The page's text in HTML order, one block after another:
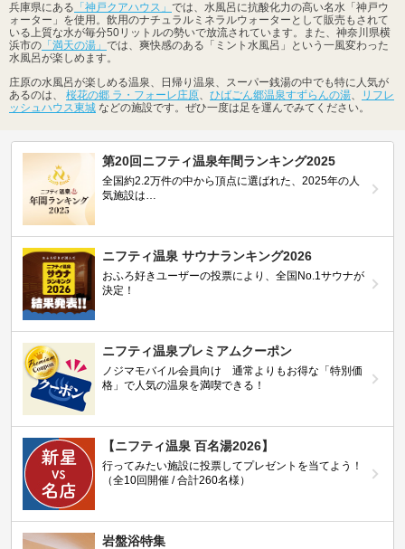
兵庫県にある 「神戸クアハウス」 では、水風呂に抗酸化力の高い名水「神戸ウ
ォーター」を使用。飲用のナチュラルミネラルウォーターとして販売もされて
いる上質な水が毎分50リットルの勢いで放流されています。また、神奈川県横
浜市の 「満天の湯」 では、爽快感のある「ミント水風呂」という一風変わった
水風呂が楽しめます。
庄原の水風呂が楽しめる温泉、日帰り温泉、スーパー銭湯の中でも特に人気が
あるのは、 桜花の郷 ラ・フォーレ庄原、 ひばごん郷温泉すずらんの湯、
リフレ
ッシュハウス東城 などの施設です。ぜひ一度は足を運んでみてください。
第20回ニフティ温泉年間ランキング2025
全国約2.2万件の中から頂点に選ばれた、2025年の人
気施設は…
ニフティ温泉 サウナランキング2026
おふろ好きユーザーの投票により、全国No.1サウナが
決定！
ニフティ温泉プレミアムクーポン
ノジマモバイル会員向け 通常よりもお得な「特別価
格」で人気の温泉を満喫できる！
【ニフティ温泉 百名湯2026】
行ってみたい施設に投票してプレゼントを当てよう！
（全10回開催 / 合計260名様）
岩盤浴特集